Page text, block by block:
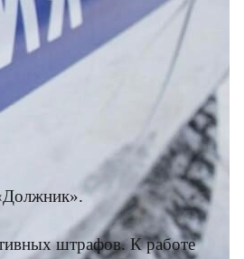
штрафов. К работе